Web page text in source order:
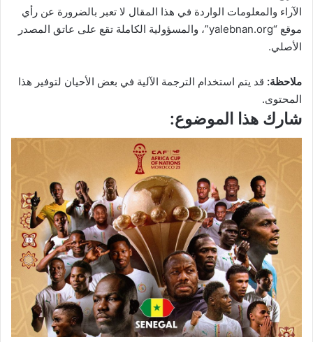
الآراء والمعلومات الواردة في هذا المقال لا تعبر بالضرورة عن رأي
موقع “yalebnan.org”، والمسؤولية الكاملة تقع على عاتق المصدر
الأصلي.
ملاحظة: قد يتم استخدام الترجمة الآلية في بعض الأحيان لتوفير هذا
المحتوى.
شارك هذا الموضوع: